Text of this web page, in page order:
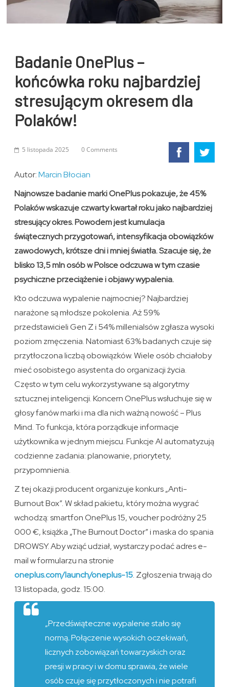
Badanie OnePlus –
końcówka roku najbardziej
stresującym okresem dla
Polaków!
5 listopada 2025 0 Comments
Autor:Marcin Błocian
Najnowsze badanie marki OnePlus pokazuje, że 45%
Polaków wskazuje czwarty kwartał roku jako najbardziej
stresujący okres. Powodem jest kumulacja
świątecznych przygotowań, intensyfikacja obowiązków
zawodowych, krótsze dni i mniej światła. Szacuje się, że
blisko 13,5 mln osób w Polsce odczuwa w tym czasie
psychiczne przeciążenie i objawy wypalenia.
Kto odczuwa wypalenie najmocniej? Najbardziej
narażone są młodsze pokolenia. Aż 59%
przedstawicieli Gen Z i 54% millenialsów zgłasza wysoki
poziom zmęczenia. Natomiast 63% badanych czuje się
przytłoczona liczbą obowiązków. Wiele osób chciałoby
mieć osobistego asystenta do organizacji życia.
Często w tym celu wykorzystywane są algorytmy
sztucznej inteligencji. Koncern OnePlus wsłuchuje się w
głosy fanów marki i ma dla nich ważną nowość – Plus
Mind. To funkcja, która porządkuje informacje
użytkownika w jednym miejscu. Funkcje AI automatyzują
codzienne zadania: planowanie, priorytety,
przypomnienia.
Z tej okazji producent organizuje konkurs „Anti-
Burnout Box”. W skład pakietu, który można wygrać
wchodzą: smartfon OnePlus 15, voucher podróżny 25
000 €, książka „The Burnout Doctor” i maska do spania
DROWSY. Aby wziąć udział, wystarczy podać adres e-
mail w formularzu na stronie
oneplus.com/launch/oneplus-15. Zgłoszenia trwają do
13 listopada, godz. 15:00.
„Przedświąteczne wypalenie stało się
normą.Połączenie wysokich oczekiwań,
licznych zobowiązań towarzyskich oraz
presji w pracy i w domu sprawia, że wiele
osób czuje się przytłoczonych i nie potrafi